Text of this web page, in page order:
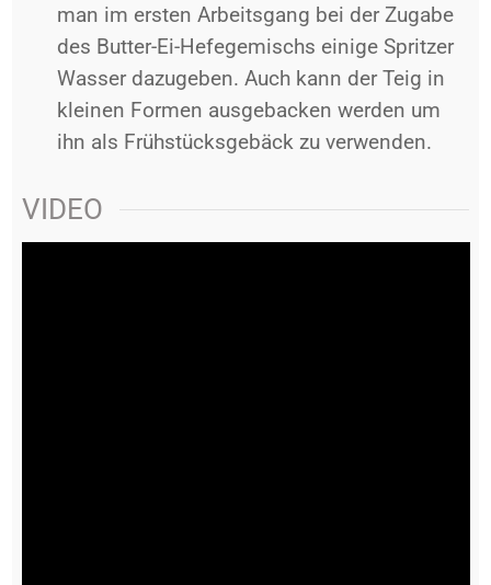
man im ersten Arbeitsgang bei der Zugabe
des Butter-Ei-Hefegemischs einige Spritzer
Wasser dazugeben. Auch kann der Teig in
kleinen Formen ausgebacken werden um
ihn als Frühstücksgebäck zu verwenden.
VIDEO